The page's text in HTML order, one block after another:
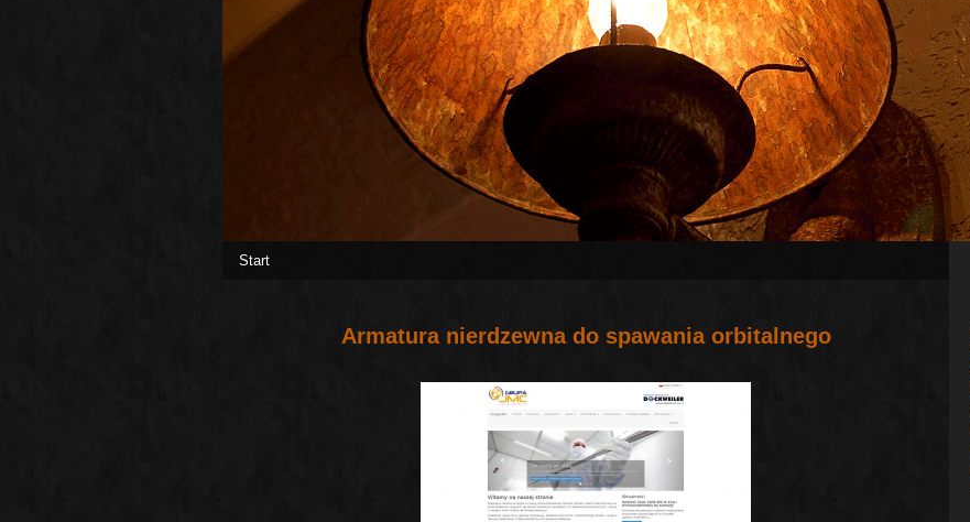
Start
Armatura nierdzewna do spawania orbitalnego